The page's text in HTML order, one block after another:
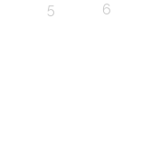
5 6